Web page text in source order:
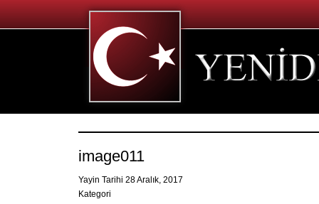
image011
Yayin Tarihi 28 Aralık, 2017
Kategori